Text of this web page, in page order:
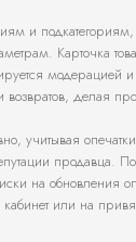
и
Карточка
модерацией
возвратов, делая
учитывая
продавца.
на обновления
или на